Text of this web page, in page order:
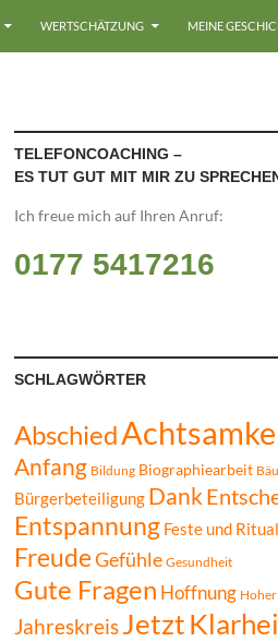
WERTSCHÄTZUNG MEINE
TELEFONCOACHING –
ES TUT GUT MIT MIR ZU
Ich freue mich auf Ihren Anruf:
0177 5417216
SCHLAGWÖRTER
Abschied
Anfang Bildung Biographiearbeit
Bürgerbeteiligung Dank
Entspannung Feste und
FreudeGefühle Gesundheit
Gute Fragen Hoffnung
JahreskreisJetzt